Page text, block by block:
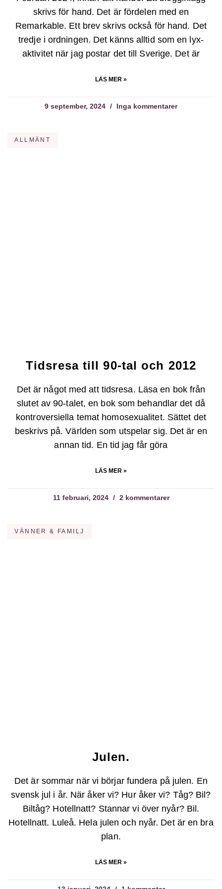
skrivs för hand. Det är fördelen med en
Remarkable. Ett brev skrivs också för hand. Det
tredje i ordningen. Det känns alltid som en lyx-
aktivitet när jag postar det till Sverige. Det är
LÄS MER »
9 september, 2024 Inga kommentarer
ALLMÄNT
Tidsresa till 90-tal och 2012
Det är något med att tidsresa. Läsa en bok från
slutet av 90-talet, en bok som behandlar det då
kontroversiella temat homosexualitet. Sättet det
beskrivs på. Världen som utspelar sig. Det är en
annan tid. En tid jag får göra
LÄS MER »
11 februari, 2024 2 kommentarer
VÄNNER & FAMILJ
Julen.
Det är sommar när vi börjar fundera på julen. En
svensk jul i år. När åker vi? Hur åker vi? Tåg? Bil?
Biltåg? Hotellnatt? Stannar vi över nyår? Bil.
Hotellnatt. Luleå. Hela julen och nyår. Det är en bra
plan.
LÄS MER »